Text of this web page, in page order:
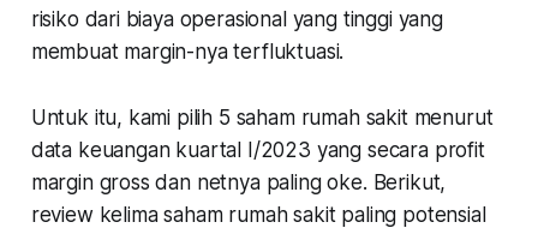
risiko dari biaya operasional yang tinggi yang
membuat margin-nya terfluktuasi.
Untuk itu, kami pilih 5 saham rumah sakit menurut
data keuangan kuartal I/2023 yang secara profit
margin gross dan netnya paling oke. Berikut,
review kelima saham rumah sakit paling potensial